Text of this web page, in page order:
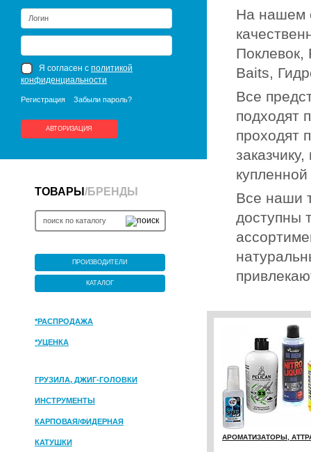
Я согласен с политикой
конфиденциальности
Регистрация Забыли пароль?
АВТОРИЗАЦИЯ
ТОВАРЫ /БРЕНДЫ
ПРОИЗВОДИТЕЛИ
КАТАЛОГ
*РАСПРОДАЖА
*УЦЕНКА
ГРУЗИЛА, ДЖИГ-ГОЛОВКИ
ИНСТРУМЕНТЫ
КАРПОВАЯ/ФИДЕРНАЯ
КАТУШКИ
На нашем
Baits,
Все
подходят
проходят
Все наши
доступны
АРОМАТИЗАТОРЫ,